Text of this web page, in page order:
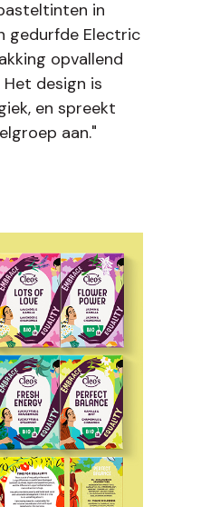
in
gedurfde Electric
opvallend
design is
en spreekt
aan."